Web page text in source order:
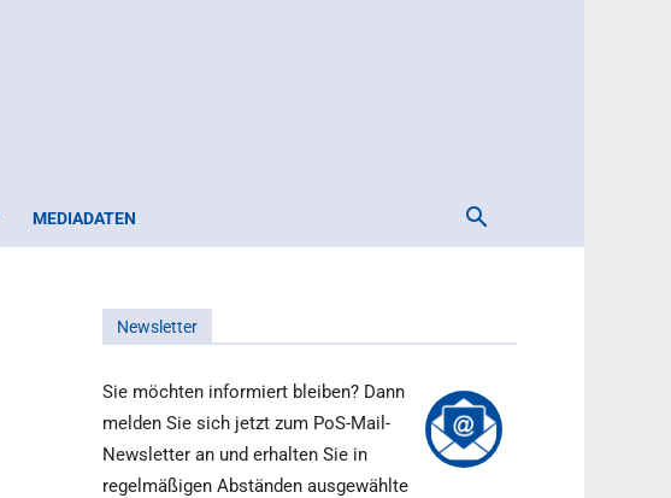
MEDIADATEN
Newsletter
Sie möchten informiert bleiben? Dann
melden Sie sich jetzt zum PoS-Mail-
Newsletter an und erhalten Sie in
regelmäßigen Abständen ausgewählte